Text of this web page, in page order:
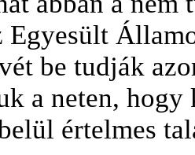
Egyesült
be tudják
a neten,
értelmes